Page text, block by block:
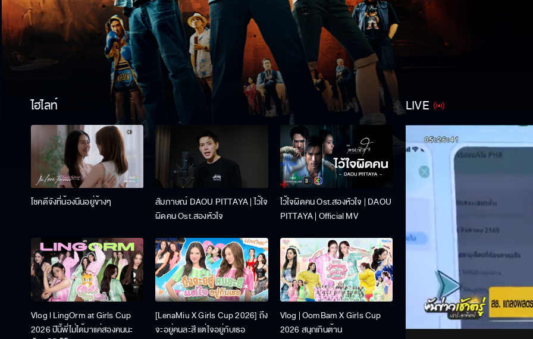
ไฮไลท์
โชคดีจังที่น้องนีนอยู่ข้างๆ
สัมภาษณ์ DAOU PITTAYA | ไว้ใจ
ผิดคน Ost.สองหัวใจ
ไว้ใจผิดคน Ost.สองหัวใจ | DAOU
PITTAYA | Official MV
Vlog l LingOrm at Girls Cup
2026 ปีนี้พี่ไม่ได้มาแค่สองคนนะ
[LenaMiu X Girls Cup 2026] ถึง
จะอยู่คนละสี แต่ใจอยู่กับเธอ
Vlog | OomBam X Girls Cup
2026 สนุกเกินต้าน
LIVE
UnmuteStream